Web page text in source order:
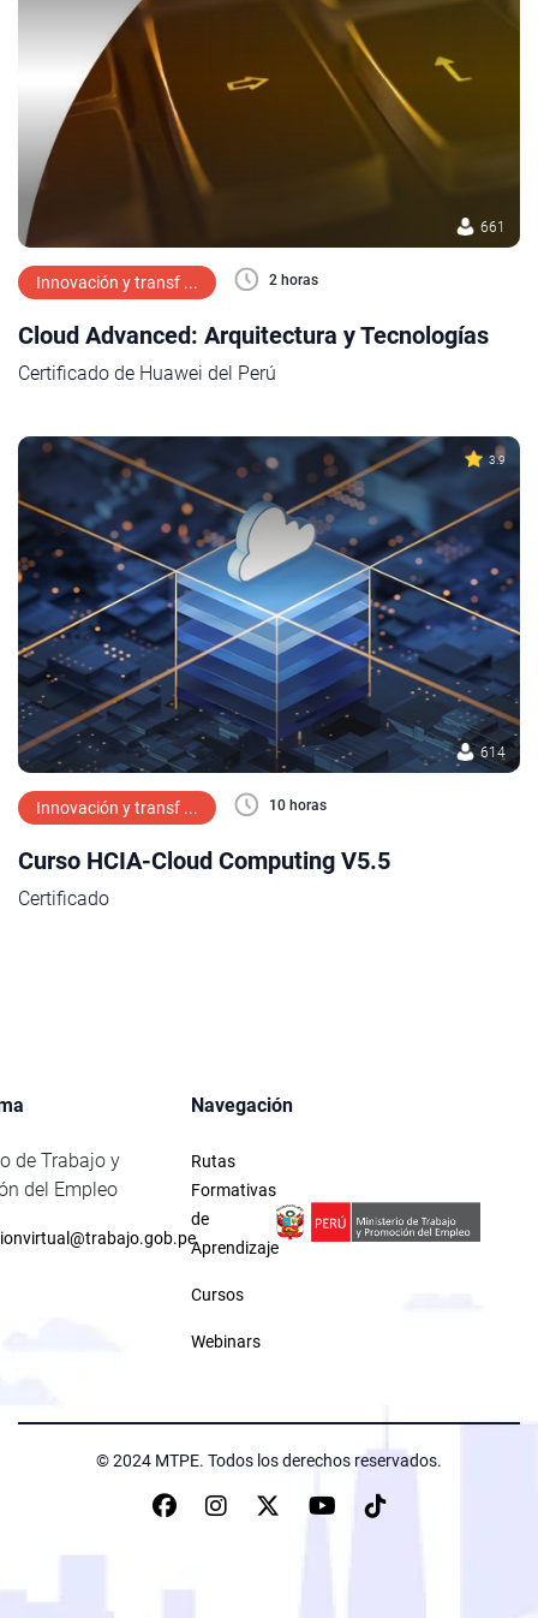
661
Innovación y transf ... 2 horas
Cloud Advanced: Arquitectura y Tecnologías
Certificado de Huawei del Perú
3.9
614
Innovación y transf ... 10 horas
Curso HCIA-Cloud Computing V5.5
Certificado
de Trabajo y
del Empleo
Navegación
Rutas
Formativas
de
Aprendizaje
Cursos
Webinars
© 2024 MTPE. Todos los derechos reservados.